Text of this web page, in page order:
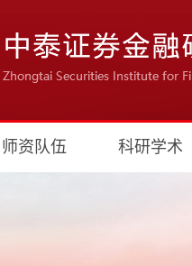
师资队伍 科研学术